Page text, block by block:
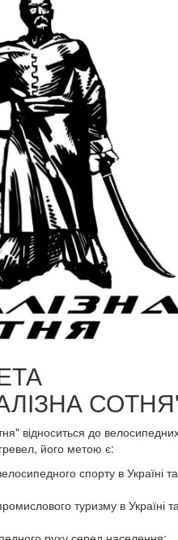
відноситься до
гревел, його метою є:
спорту в Україні та
туризму в Україні